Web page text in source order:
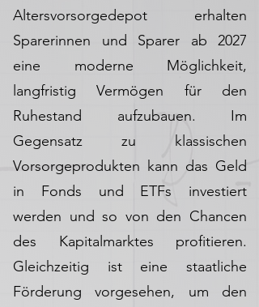
Altersvorsorgedepot erhalten
Sparerinnen und Sparer ab 2027
eine moderne Möglichkeit,
langfristig Vermögen für den
Ruhestand aufzubauen. Im
Gegensatz zu klassischen
Vorsorgeprodukten kann das Geld
in Fonds und ETFs investiert
werden und so von den Chancen
des Kapitalmarktes profitieren.
Gleichzeitig ist eine staatliche
Förderung vorgesehen, um den